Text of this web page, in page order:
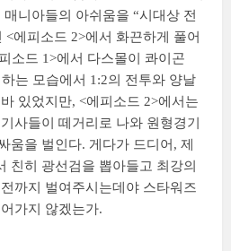
니아들의 아쉬움을 “시대상 전
<에피소드 2>에서 화끈하게 풀어
소드 1>에서 다스몰이 콰이곤
는 모습에서 1:2의 전투와 양날
있었지만, <에피소드 2>에서는
사들이 떼거리로 나와 원형경기
움을 벌인다. 게다가 드디어, 제
친히 광선검을 뽑아들고 최강의
까지 벌여주시는데야 스타워즈
가지 않겠는가.